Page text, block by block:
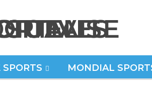
MONDIAL